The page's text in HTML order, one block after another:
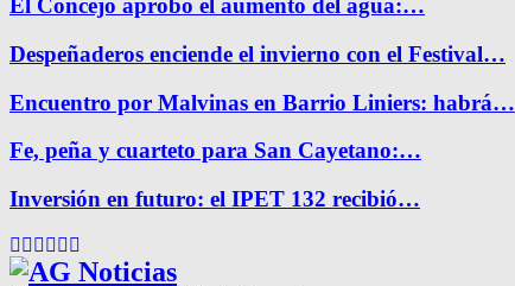
El Concejo aprobó el aumento del agua:…
Despeñaderos enciende el invierno con el Festival…
Encuentro por Malvinas en Barrio Liniers: habrá…
Fe, peña y cuarteto para San Cayetano:…
Inversión en futuro: el IPET 132 recibió…
Facebook
Twitter
Instagram
Pinterest
Google